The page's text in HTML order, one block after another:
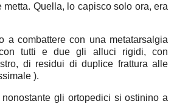
Quella, lo capisco solo ora, era
a combattere con una metatarsalgia
tutti e due gli alluci rigidi, con
di residui di duplice frattura alle
).
gli ortopedici si ostinino a